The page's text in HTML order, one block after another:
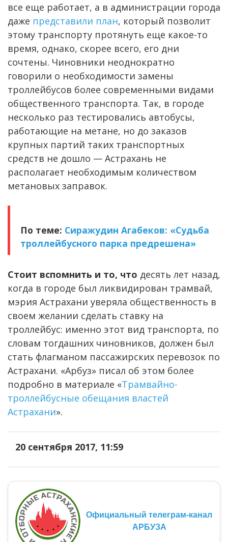
все еще работает, а в администрации города
даже представили план, который позволит
этому транспорту протянуть еще какое-то
время, однако, скорее всего, его дни
сочтены. Чиновники неоднократно
говорили о необходимости замены
троллейбусов более современными видами
общественного транспорта. Так, в городе
несколько раз тестировались автобусы,
работающие на метане, но до заказов
крупных партий таких транспортных
средств не дошло — Астрахань не
располагает необходимым количеством
метановых заправок.
По теме: Сиражудин Агабеков: «Судьба
троллейбусного парка предрешена»
Стоит вспомнить и то, что десять лет назад,
когда в городе был ликвидирован трамвай,
мэрия Астрахани уверяла общественность в
своем желании сделать ставку на
троллейбус: именно этот вид транспорта, по
словам тогдашних чиновников, должен был
стать флагманом пассажирских перевозок по
Астрахани. «Арбуз» писал об этом более
подробно в материале «Трамвайно-
троллейбусные обещания властей
Астрахани».
20 сентября 2017, 11:59
Официальный телеграм-канал
АРБУЗА